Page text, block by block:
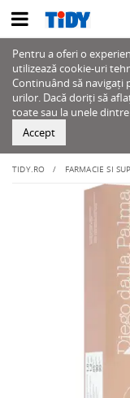
Pentru a oferi o
utilizează cookie-uri
Continuând să navigați
urilor. Dacă doriți să
toate sau la unele
Accept
TIDY.RO FARMACIE SI